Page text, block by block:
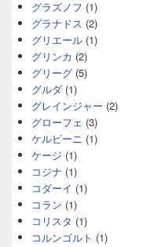
グラズノフ (1)
グラナドス (2)
グリエール (1)
グリンカ (2)
グリーグ (5)
グルダ (1)
グレインジャー (2)
グローフェ (3)
ケルビーニ (1)
ケージ (1)
コジナ (1)
コダーイ (1)
コラン (1)
コリスタ (1)
コルンゴルト (1)